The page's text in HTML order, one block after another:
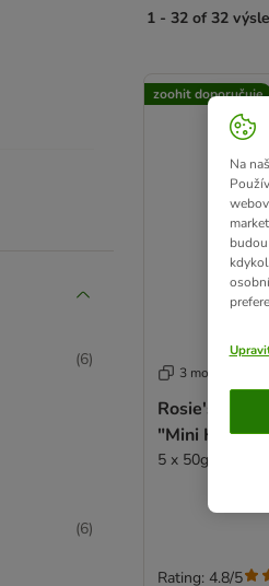
(6)
(6)
1 - 32 of 32
zoohit doporučuje
3 možností
Rosie's
"Mini
5 x 50g
Rating: 4.8/5
Na